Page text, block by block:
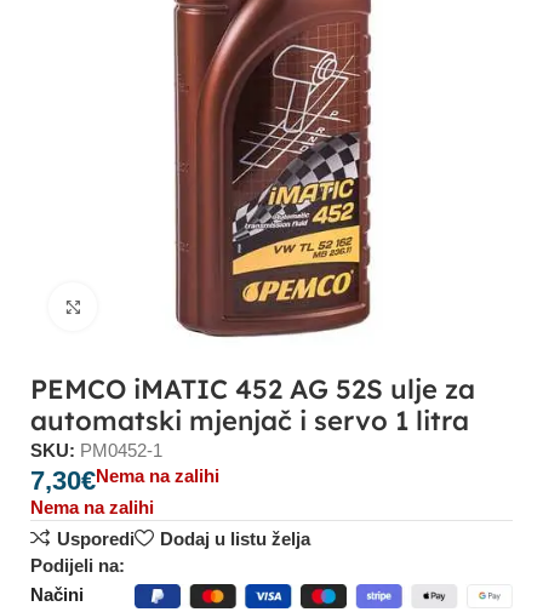
PEMCO iMATIC 452 AG 52S ulje za
automatski mjenjač i servo 1 litra
SKU: PM0452-1
7,30€Nema na zalihi
Nema na zalihi
Usporedi
Dodaj u listu želja
Podijeli na:
Načini